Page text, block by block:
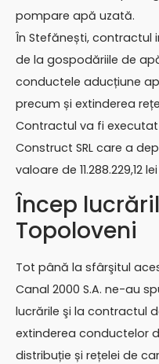
pompare apă uzată.
În Stefănești, contractul
de la gospodăriile de
conductele aducțiune
precum și extinderea
Contractul va fi
Construct SRL care a
valoare de 11.288.229,12
Încep
Topoloveni
Tot până la sfârşitul
Canal 2000 S.A. ne-au
lucrările şi la contractul
extinderea conductelor
distribuție și rețelei de